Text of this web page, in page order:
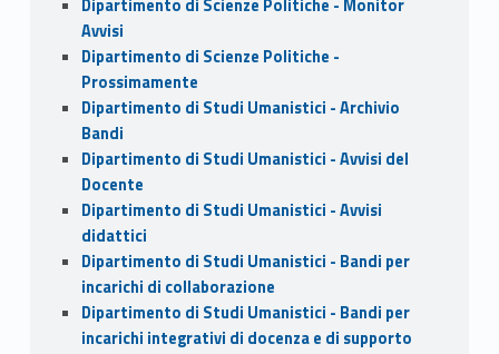
Dipartimento di Scienze Politiche - Monitor
Avvisi
Dipartimento di Scienze Politiche -
Prossimamente
Dipartimento di Studi Umanistici - Archivio
Bandi
Dipartimento di Studi Umanistici - Avvisi del
Docente
Dipartimento di Studi Umanistici - Avvisi
didattici
Dipartimento di Studi Umanistici - Bandi per
incarichi di collaborazione
Dipartimento di Studi Umanistici - Bandi per
incarichi integrativi di docenza e di supporto